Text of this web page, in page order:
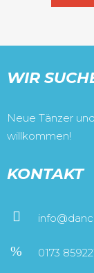
WIR
Neue Tänzer
willkommen!
KONTAKT
0173